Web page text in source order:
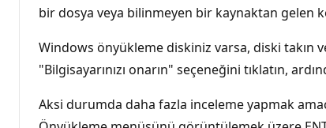
bir dosya veya bilinmeyen bir kaynaktan gelen
Windows önyükleme diskiniz varsa, diski takın
"Bilgisayarınızı onarın" seçeneğini tıklatın,
Aksi durumda daha fazla inceleme yapmak